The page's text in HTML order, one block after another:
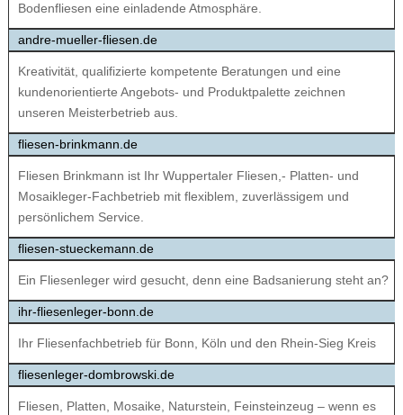
Bodenfliesen eine einladende Atmosphäre.
andre-mueller-fliesen.de
Kreativität, qualifizierte kompetente Beratungen und eine
kundenorientierte Angebots- und Produktpalette zeichnen
unseren Meisterbetrieb aus.
fliesen-brinkmann.de
Fliesen Brinkmann ist Ihr Wuppertaler Fliesen,- Platten- und
Mosaikleger-Fachbetrieb mit flexiblem, zuverlässigem und
persönlichem Service.
fliesen-stueckemann.de
Ein Fliesenleger wird gesucht, denn eine Badsanierung steht an?
ihr-fliesenleger-bonn.de
Ihr Fliesenfachbetrieb für Bonn, Köln und den Rhein-Sieg Kreis
fliesenleger-dombrowski.de
Fliesen, Platten, Mosaike, Naturstein, Feinsteinzeug – wenn es